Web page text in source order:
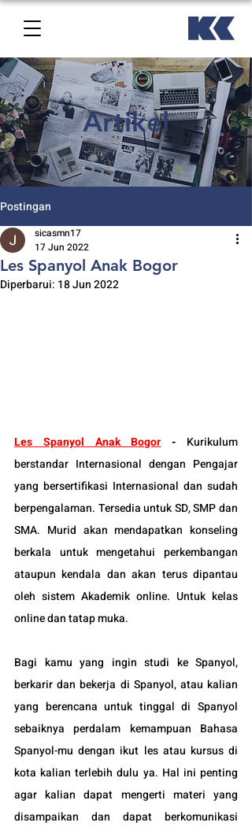
Artikel
Postingan
Les Spanyol Anak Bogor
sicasmn17
17 Jun 2022
Diperbarui: 18 Jun 2022
Les Spanyol Anak Bogor -
Kurikulum
berstandar Internasional dengan Pengajar
yang bersertifikasi Internasional dan sudah
berpengalaman. Tersedia untuk SD, SMP dan
SMA. Murid akan mendapatkan konseling
berkala untuk mengetahui perkembangan
ataupun kendala dan akan terus dipantau
oleh sistem Akademik online. Untuk kelas
online dan tatap muka.
Bagi kamu yang ingin studi ke Spanyol,
berkarir dan bekerja di Spanyol, atau kalian
yang berencana untuk tinggal di Spanyol
sebaiknya perdalam kemampuan Bahasa
Spanyol-mu dengan ikut les atau kursus di
kota kalian terlebih dulu ya. Hal ini penting
agar kalian dapat mengerti materi yang
disampaikan dan dapat berkomunikasi